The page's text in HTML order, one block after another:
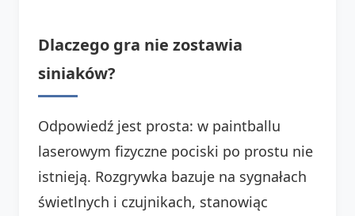
Dlaczego gra nie zostawia
siniaków?
Odpowiedź jest prosta: w paintballu
laserowym fizyczne pociski po prostu nie
istnieją. Rozgrywka bazuje na sygnałach
świetlnych i czujnikach, stanowiąc